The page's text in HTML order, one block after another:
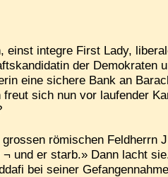
einst integre First Lady,
der Demokraten
eine sichere Bank an
sich nun vor laufender
römischen Feldherrn
¬ und er starb.» Dann lacht
bei seiner